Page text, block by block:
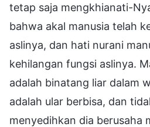
tetap saja mengkhianati-
bahwa akal manusia telah
aslinya, dan hati nurani
kehilangan fungsi aslinya.
adalah binatang liar dalam
adalah ular berbisa, dan
menyedihkan dia berusaha